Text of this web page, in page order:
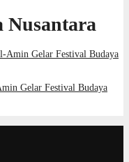
Nusantara
Gelar Festival Budaya